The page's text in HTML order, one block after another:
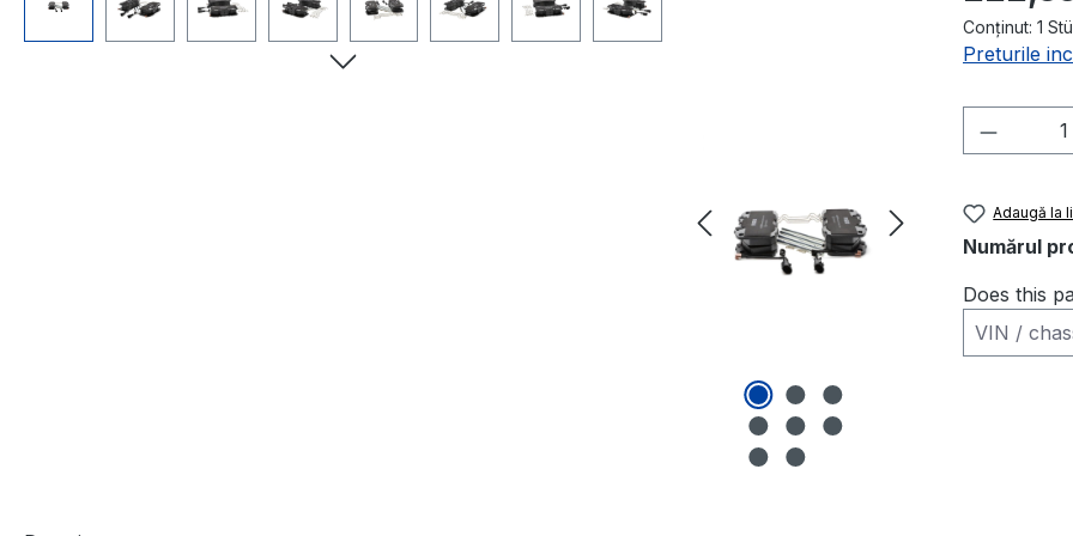
Conținut: 1
Preturile
Adaugă la
Numărul
Does this